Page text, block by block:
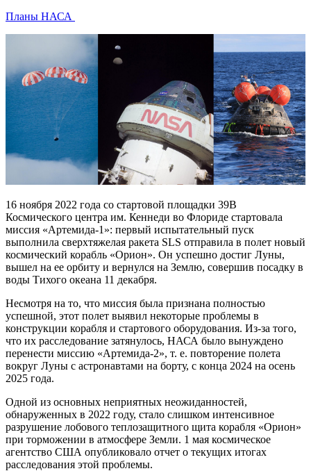
Планы НАСА
16 ноября 2022 года со стартовой площадки 39B
Космического центра им. Кеннеди во Флориде стартовала
миссия «Артемида-1»: первый испытательный пуск
выполнила сверхтяжелая ракета SLS отправила в полет новый
космический корабль «Орион». Он успешно достиг Луны,
вышел на ее орбиту и вернулся на Землю, совершив посадку в
воды Тихого океана 11 декабря.
Несмотря на то, что миссия была признана полностью
успешной, этот полет выявил некоторые проблемы в
конструкции корабля и стартового оборудования. Из-за того,
что их расследование затянулось, НАСА было вынуждено
перенести миссию «Артемида-2», т. е. повторение полета
вокруг Луны с астронавтами на борту, с конца 2024 на осень
2025 года.
Одной из основных неприятных неожиданностей,
обнаруженных в 2022 году, стало слишком интенсивное
разрушение лобового теплозащитного щита корабля «Орион»
при торможении в атмосфере Земли. 1 мая космическое
агентство США опубликовало отчет о текущих итогах
расследования этой проблемы.